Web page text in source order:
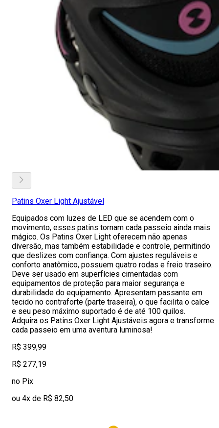
Patins Oxer Light Ajustável
Equipados com luzes de LED que se acendem com o
movimento, esses patins tornam cada passeio ainda mais
mágico. Os Patins Oxer Light oferecem não apenas
diversão, mas também estabilidade e controle, permitindo
que deslizes com confiança. Com ajustes reguláveis e
conforto anatômico, possuem quatro rodas e freio traseiro.
Deve ser usado em superfícies cimentadas com
equipamentos de proteção para maior segurança e
durabilidade do equipamento. Apresentam passante em
tecido no contraforte (parte traseira), o que facilita o calce
e seu peso máximo suportado é de até 100 quilos.
Adquira os Patins Oxer Light Ajustáveis agora e transforme
cada passeio em uma aventura luminosa!
R$ 399,99
R$ 277,19
no Pix
ou 4x de R$ 82,50